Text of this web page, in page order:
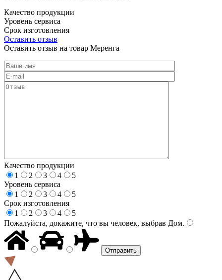
Качество продукции
Уровень сервиса
Срок изготовления
Оставить отзыв
Оставить отзыв на товар Меренга
Качество продукции
1
2 3 4
5
Уровень сервиса
1
2 3 4
5
Срок изготовления
1
2 3 4
5
Пожалуйста, докажите, что вы человек, выбрав Дом.